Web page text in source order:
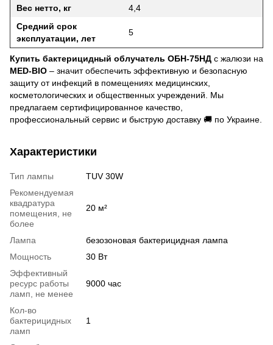
Вес нетто, кг
4,4
Средний срок
эксплуатации, лет
5
Купить бактерицидный облучатель ОБН-75НД с жалюзи на
MED-BIO – значит обеспечить эффективную и безопасную
защиту от инфекций в помещениях медицинских,
косметологических и общественных учреждений. Мы
предлагаем сертифицированное качество,
профессиональный сервис и быструю доставку 🚚 по Украине.
Характеристики
Тип лампы
TUV 30W
Рекомендуемая
квадратура
помещения, не
более
20 м²
Лампа
безозоновая бактерицидная лампа
Мощность
30 Вт
Эффективный
ресурс работы
ламп, не менее
9000 час
Кол-во
бактерицидных
ламп
1